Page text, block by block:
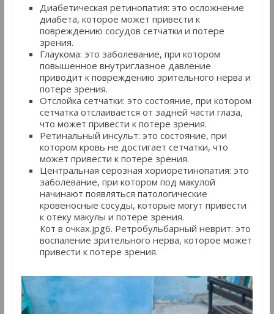
Диабетическая ретинопатия: это осложнение
диабета, которое может привести к
повреждению сосудов сетчатки и потере
зрения.
Глаукома: это заболевание, при котором
повышенное внутриглазное давление
приводит к повреждению зрительного нерва и
потере зрения.
Отслойка сетчатки: это состояние, при котором
сетчатка отслаивается от задней части глаза,
что может привести к потере зрения.
Ретинальный инсульт: это состояние, при
котором кровь не достигает сетчатки, что
может привести к потере зрения.
Центральная серозная хориоретинопатия: это
заболевание, при котором под макулой
начинают появляться патологические
кровеносные сосуды, которые могут привести
к отеку макулы и потере зрения.
Кот в очках.jpg6. Ретробульбарный неврит: это
воспаление зрительного нерва, которое может
привести к потере зрения.